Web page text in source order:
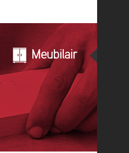
Meubilair